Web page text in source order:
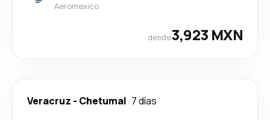
Aeromexico
desde3,923 MXN
Veracruz - Chetumal 7 días